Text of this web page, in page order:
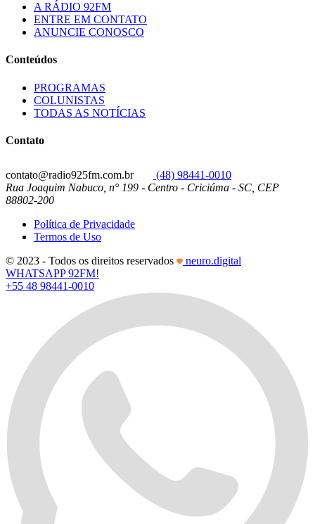
A RÁDIO 92FM
ENTRE EM CONTATO
ANUNCIE CONOSCO
Conteúdos
PROGRAMAS
COLUNISTAS
TODAS AS NOTÍCIAS
Contato
contato@radio925fm.com.br
(48) 98441-0010
Rua Joaquim Nabuco, n° 199 - Centro - Criciúma - SC, CEP
88802-200
Política de Privacidade
Termos de Uso
© 2023 - Todos os direitos reservados
neuro.digital
WHATSAPP 92FM!
+55 48 98441-0010